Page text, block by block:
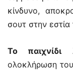
κίνδυνο,
σουτ στην εστία
Το παιχνίδι
ολοκλήρωση